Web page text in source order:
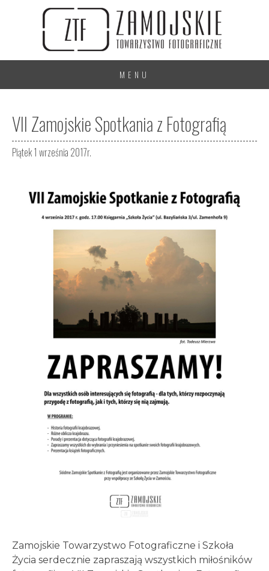
MENU
VII Zamojskie Spotkania z Fotografią
Piątek 1 września 2017r.
Zamojskie Towarzystwo Fotograficzne i Szkoła
Życia serdecznie zapraszają wszystkich miłośników